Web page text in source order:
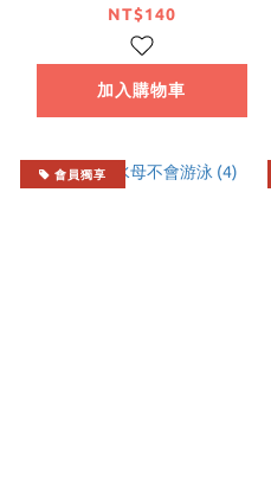
女角們建立後宮～ (4)
NT$140
加入購物車
會員獨享